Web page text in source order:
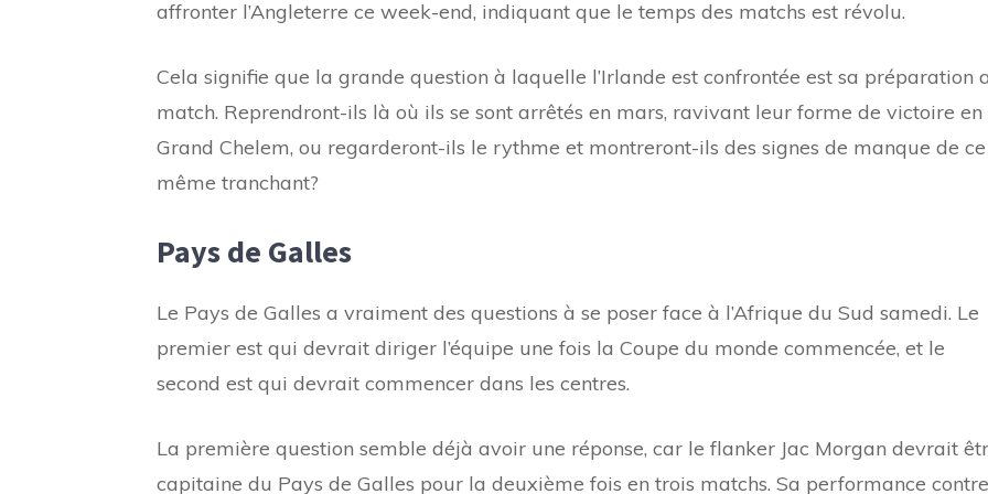
affronter l’Angleterre ce week-end, indiquant que le temps des matchs est révolu.
Cela signifie que la grande question à laquelle l’Irlande est confrontée est sa préparation
match. Reprendront-ils là où ils se sont arrêtés en mars, ravivant leur forme de victoire en
Grand Chelem, ou regarderont-ils le rythme et montreront-ils des signes de manque de ce
même tranchant?
Pays de Galles
Le Pays de Galles a vraiment des questions à se poser face à l’Afrique du Sud samedi. Le
premier est qui devrait diriger l’équipe une fois la Coupe du monde commencée, et le
second est qui devrait commencer dans les centres.
La première question semble déjà avoir une réponse, car le flanker Jac Morgan devrait
capitaine du Pays de Galles pour la deuxième fois en trois matchs. Sa performance contre